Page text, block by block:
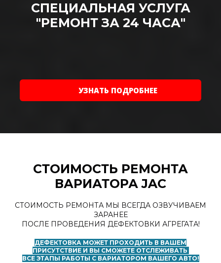
СПЕЦИАЛЬНАЯ УСЛУГА
"РЕМОНТ ЗА 24 ЧАСА"
УЗНАТЬ ПОДРОБНЕЕ
СТОИМОСТЬ РЕМОНТА
ВАРИАТОРА JAC
СТОИМОСТЬ РЕМОНТА МЫ ВСЕГДА ОЗВУЧИВАЕМ
ЗАРАНЕЕ
ПОСЛЕ ПРОВЕДЕНИЯ ДЕФЕКТОВКИ АГРЕГАТА!
ДЕФЕКТОВКА МОЖЕТ ПРОХОДИТЬ В ВАШЕМ
ПРИСУТСТВИЕ И ВЫ СМОЖЕТЕ ОТСЛЕЖИВАТЬ
ВСЕ ЭТАПЫ РАБОТЫ С ВАРИАТОРОМ ВАШЕГО АВТО!